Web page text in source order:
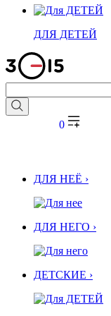
ДЛЯ ДЕТЕЙ
0
ДЛЯ НЕЁ ›
ДЛЯ НЕГО ›
ДЕТСКИЕ ›